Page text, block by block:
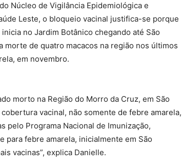
Núcleo de Vigilância Epidemiológica e
Leste, o bloqueio vacinal justifica-se porque
no Jardim Botânico chegando até São
morte de quatro macacos na região nos últimos
em novembro.
morto na Região do Morro da Cruz, em São
vacinal, não somente de febre amarela,
pelo Programa Nacional de Imunização,
para febre amarela, inicialmente em São
vacinas”, explica Danielle.